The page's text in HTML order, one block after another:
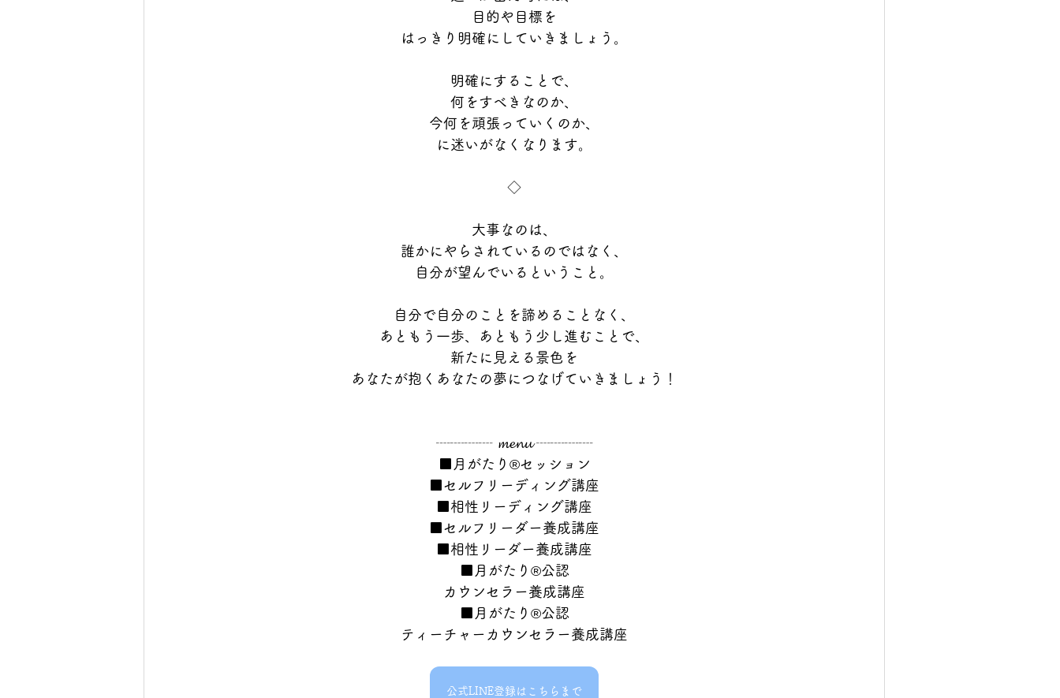
目的や目標を
はっきり明確にしていきましょう。
明確にすることで、
何をすべきなのか、
今何を頑張っていくのか、
に迷いがなくなります。
◇
大事なのは、
誰かにやらされているのではなく、
自分が望んでいるということ。
自分で自分のことを諦めることなく、
あともう一歩、あともう少し進むことで、
新たに見える景色を
あなたが抱くあなたの夢につなげていきましょう！
┈┈┈┈ 𝓶𝓮𝓷𝓾 ┈┈┈┈
■月がたり®セッション
■セルフリーディング講座
■相性リーディング講座
■セルフリーダー養成講座
■相性リーダー養成講座
■月がたり®公認
カウンセラー養成講座
■月がたり®公認
ティーチャーカウンセラー養成講座
公式LINE登録はこちらまで